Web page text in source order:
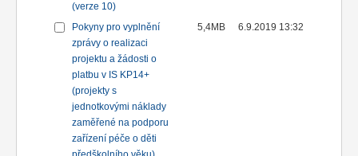
(verze 10)
Pokyny pro vyplnění
zprávy o realizaci
projektu a žádosti o
platbu v IS KP14+
(projekty s
jednotkovými náklady
zaměřené na podporu
zařízení péče o děti
5,4MB 6.9.2019 13:32